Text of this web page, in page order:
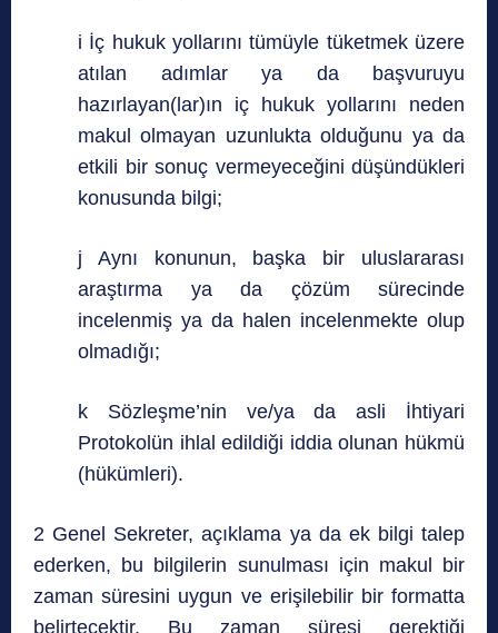
i İç hukuk yollarını tümüyle tüketmek üzere
atılan adımlar ya da başvuruyu
hazırlayan(lar)ın iç hukuk yollarını neden
makul olmayan uzunlukta olduğunu ya da
etkili bir sonuç vermeyeceğini düşündükleri
konusunda bilgi;
j Aynı konunun, başka bir uluslararası
araştırma ya da çözüm sürecinde
incelenmiş ya da halen incelenmekte olup
olmadığı;
k Sözleşme’nin ve/ya da asli İhtiyari
Protokolün ihlal edildiği iddia olunan hükmü
(hükümleri).
2 Genel Sekreter, açıklama ya da ek bilgi talep
ederken, bu bilgilerin sunulması için makul bir
zaman süresini uygun ve erişilebilir bir formatta
belirtecektir. Bu zaman süresi gerektiği